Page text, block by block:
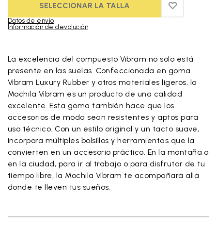
SELECCIONAR LA TALLA ADD TO
ADD TO
Datos de envío
Información de devolución
La excelencia del compuesto Vibram no solo está
presente en las suelas. Confeccionada en goma
Vibram Luxury Rubber y otros materiales ligeros, la
Mochila Vibram es un producto de una calidad
excelente. Esta goma también hace que los
accesorios de moda sean resistentes y aptos para
uso técnico. Con un estilo original y un tacto suave,
incorpora múltiples bolsillos y herramientas que la
convierten en un accesorio práctico. En la montaña o
en la ciudad, para ir al trabajo o para disfrutar de tu
tiempo libre, la Mochila Vibram te acompañará allá
donde te lleven tus sueños.